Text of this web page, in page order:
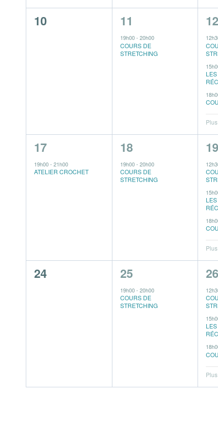
0
10
1
évènement,
11
19h00- 20h00
COURS DE
STRETCHING
4
12
Plus
1
évènement,
17
19h00- 21h00
ATELIER CROCHET
1
évènement,
18
19h00- 20h00
COURS DE
STRETCHING
4
19
Plus
0
24
1
évènement,
25
19h00- 20h00
COURS DE
STRETCHING
4
26
Plus